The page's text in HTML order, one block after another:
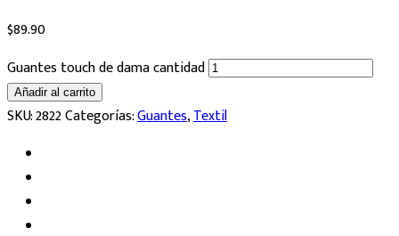
$89.90
Guantes touch de dama cantidad
Añadir al carrito
SKU:2822Categorías:Guantes,Textil